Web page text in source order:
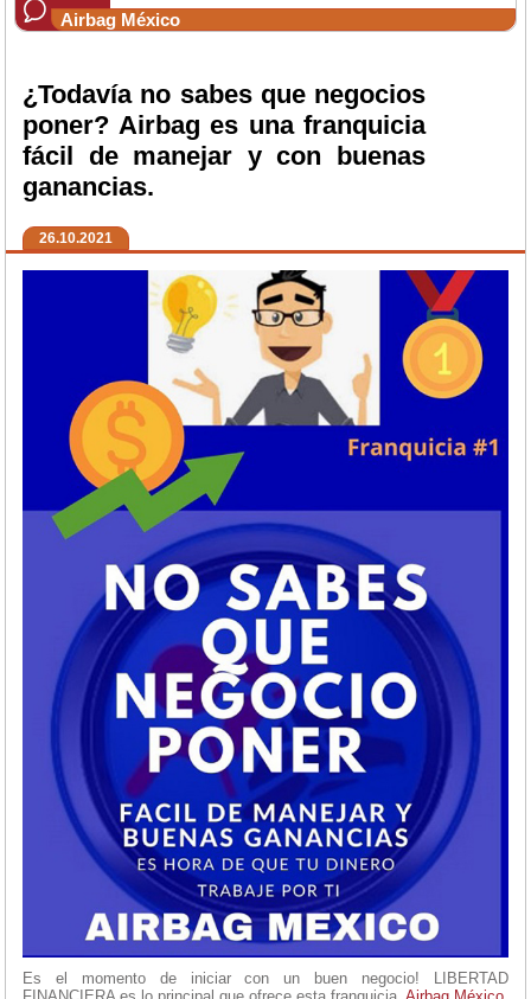
Airbag México
¿Todavía no sabes que negocios
poner? Airbag es una franquicia
fácil de manejar y con buenas
ganancias.
26.10.2021
Es el momento de iniciar con un buen negocio! LIBERTAD